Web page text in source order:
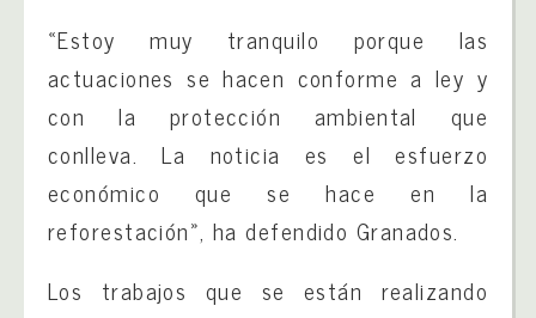
«Estoy muy tranquilo porque las
actuaciones se hacen conforme a ley y
con la protección ambiental que
conlleva. La noticia es el esfuerzo
económico que se hace en la
reforestación», ha defendido Granados.
Los trabajos que se están realizando